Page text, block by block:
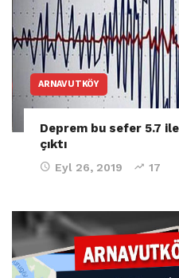
ARNAVUTKÖY
Deprem bu sefer 5.7
çıktı
Eyl 26, 2019 17